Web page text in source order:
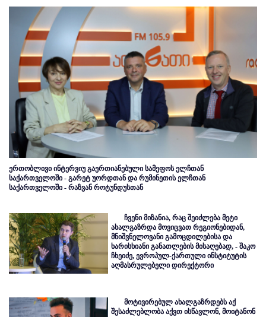
ერთობლივი ინტერვიუ გაერთიანებული სამეფოს ელჩთან
საქართველოში - გარეტ უორდთან და რუმინეთის ელჩთან
საქართველოში - რაზვან როტუნდუსთან
ჩვენი მიზანია, რაც შეიძლება მეტი
ახალგაზრდა მოვიცვათ რეგიონებიდან,
მნიშვნელოვანი გამოცდილებისა და
ხარისხიანი განათლების მისაღებად, - შაკო
ჩხეიძე, ევროპულ-ქართული ინსტიტუტის
აღმასრულებელი დირექტორი
მოტივირებულ ახალგაზრდებს აქ
შესაძლებლობა აქვთ ისწავლონ, მოიტანონ